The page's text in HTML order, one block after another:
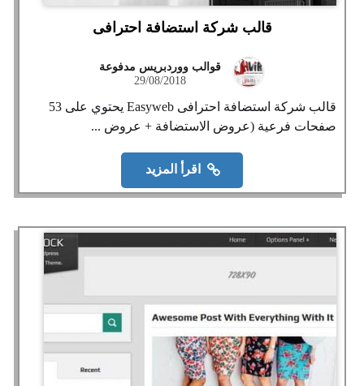
قالب شركة استضافة احترافى
قوالب ووردبريس مدفوعة
29/08/2018
قالب شركة استضافة احترافى Easyweb يحتوي على 53
صفحات فرعية (عروض الاستضافة + عروض ...
اقرأ المزيد